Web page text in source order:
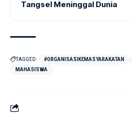
Tangsel Meninggal Dunia
TAGGED: #ORGANISASIKEMASYARAKATAN
MAHASISWA